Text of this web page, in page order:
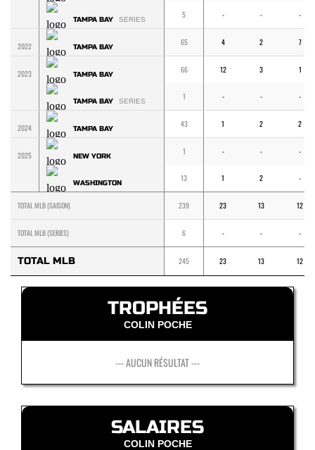
TAMPA BAY SERIES 5 - - -
2022 TAMPA BAY 65 4 2 7
2023 TAMPA BAY 66 12 3 1
TAMPA BAY SERIES 1 - - -
2024 TAMPA BAY 43 1 2 2
2025 NEW YORK 1 - - -
WASHINGTON 13 1 2 -
TOTAL MLB (SAISON) 239 23 13 12
TOTAL MLB (SERIES) 6 - - -
TOTAL MLB 245 23 13 12
TROPHÉES
COLIN POCHE
--- AUCUN RÉSULTAT ---
SALAIRES
COLIN POCHE